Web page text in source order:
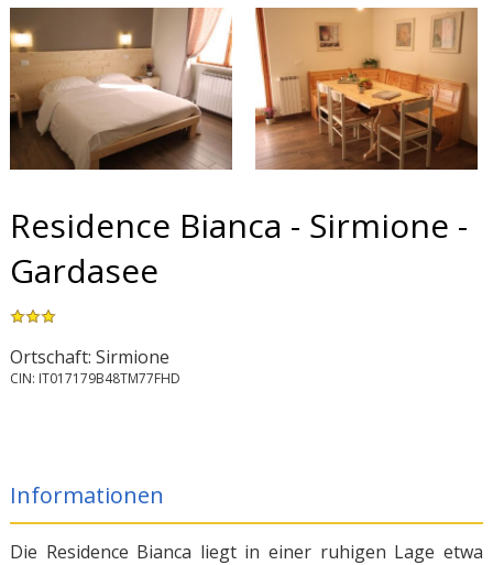
Residence Bianca - Sirmione -
Gardasee
Ortschaft: Sirmione
CIN: IT017179B48TM77FHD
Informationen
Die Residence Bianca liegt in einer ruhigen Lage etwa